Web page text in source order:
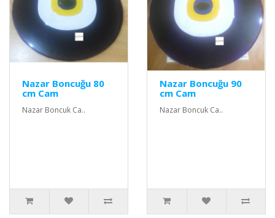
Nazar Boncuğu 80
cm Cam
Nazar Boncuk Ca..
Nazar Boncuğu 90
cm Cam
Nazar Boncuk Ca..